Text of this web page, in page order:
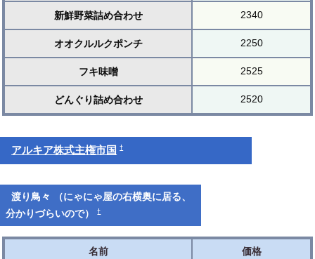
新鮮野菜詰め合わせ 2340
オオクルルクポンチ 2250
フキ味噌 2525
どんぐり詰め合わせ 2520
アルキア株式主権市国 †
渡り鳥々 （にゃにゃ屋の右横奥に居る、
分かりづらいので）†
名前 価格